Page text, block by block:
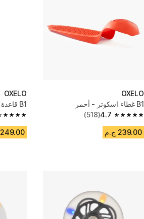
OXELO
B1 غطاء اسكوتر - أحمر
4.7
4.7 out of 5 stars from 518 reviews
(518)
239.00 ج.م
OXELO
B1 قاعدة سكوتر - أحمر
4.7 out of 5 stars from 518 reviews
249.00 ج.م